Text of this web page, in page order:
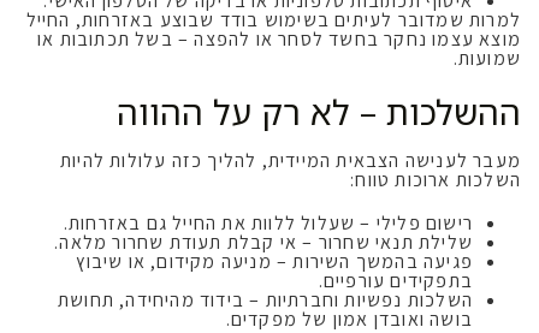
למרות שמדובר לעיתים בשימוש בודד שבוצע באזרחות, החייל
מוצא עצמו נחקר בחשד לסחר או להפצה – בשל תכתובות או
שמועות.
ההשלכות – לא רק על ההווה
מעבר לענישה הצבאית המיידית, להליך כזה עלולות להיות
השלכות ארוכות טווח:
רישום פלילי – שעלול ללוות את החייל גם באזרחות.
שלילת תנאי שחרור – אי קבלת תעודת שחרור מלאה.
פגיעה בהמשך השירות – מניעה מקידום, או שיבוץ
בתפקידים עורפיים.
השלכות נפשיות וחברתיות – בידוד מהיחידה, תחושת
בושה ואובדן אמון של מפקדים.